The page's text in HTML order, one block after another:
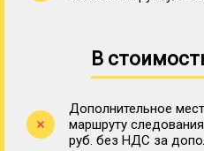
В
Дополнительное
маршруту
руб. без НДС за